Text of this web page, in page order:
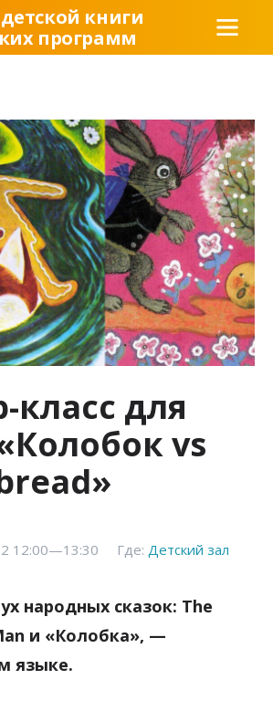
книги
программ
класс для
vs
12:00—13:30 Где: Детский зал
народных сказок: The
и «Колобка», —
языке.